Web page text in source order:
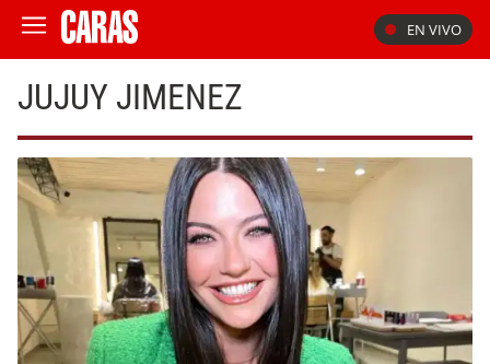
EN VIVO
JUJUY JIMENEZ